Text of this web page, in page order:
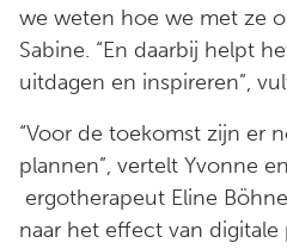
we weten hoe we met ze
Sabine. “En daarbij helpt
uitdagen en inspireren”,
“Voor de toekomst zijn er
plannen”, vertelt Yvonne
ergotherapeut Eline
naar het effect van